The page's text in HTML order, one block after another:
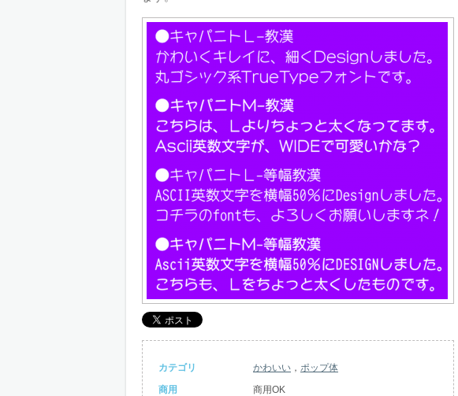
カテゴリ かわいい ， ポップ体
商用
商用OK